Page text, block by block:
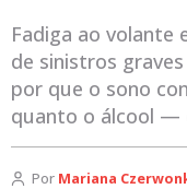
Fadiga ao volante
de sinistros
por que o sono
quanto o álcool —
Por Mariana